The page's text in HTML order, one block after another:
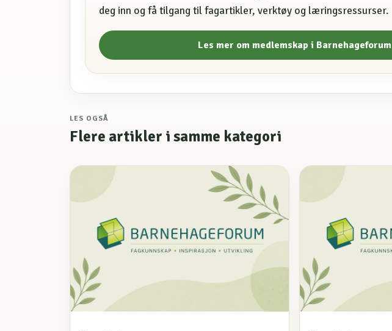
deg inn og få tilgang til fagartikler, verktøy og læringsressurser.
Les mer om medlemskap i Barnehageforum
LES OGSÅ
Flere artikler i samme kategori